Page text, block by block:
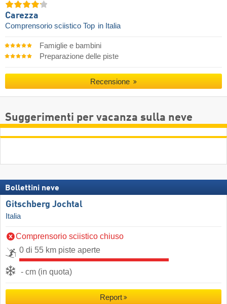
Carezza
Comprensorio sciistico Top in Italia
Famiglie e bambini
Preparazione delle piste
Recensione
Suggerimenti per vacanza sulla neve
Bollettini neve
Gitschberg Jochtal
Italia
Comprensorio sciistico chiuso
0 di 55 km piste aperte
- cm (in quota)
Report